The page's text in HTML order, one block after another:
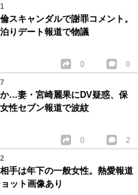
スキャンダルで謝罪コメント。
りデート報道で物議
0 0
…妻・宮崎麗果にDV疑惑、保
性セブン報道で波紋
0 2
手は年下の一般女性。熱愛報道
ット画像あり